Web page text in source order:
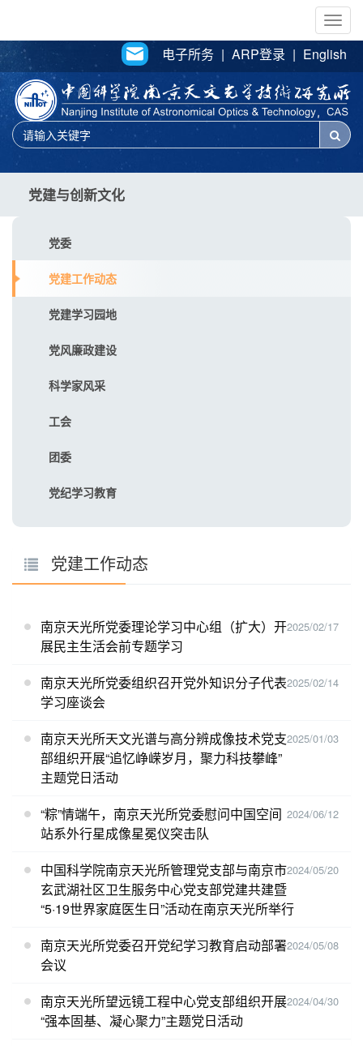
电子所务 | ARP登录 | English
党建与创新文化
党委
党建工作动态
党建学习园地
党风廉政建设
科学家风采
工会
团委
党纪学习教育
党建工作动态
2025/02/17
南京天光所党委理论学习中心组（扩大）开
展民主生活会前专题学习
2025/02/14
南京天光所党委组织召开党外知识分子代表
学习座谈会
2025/01/03
南京天光所天文光谱与高分辨成像技术党支
部组织开展“追忆峥嵘岁月，聚力科技攀峰”
主题党日活动
2024/06/12
“粽”情端午，南京天光所党委慰问中国空间
站系外行星成像星冕仪突击队
2024/05/20
中国科学院南京天光所管理党支部与南京市
玄武湖社区卫生服务中心党支部党建共建暨
“5·19世界家庭医生日”活动在南京天光所举行
2024/05/08
南京天光所党委召开党纪学习教育启动部署
会议
2024/04/30
南京天光所望远镜工程中心党支部组织开展
“强本固基、凝心聚力”主题党日活动